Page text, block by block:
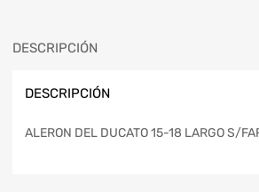
DESCRIPCIÓN
DESCRIPCIÓN
ALERON DEL DUCATO 15-18 LARGO S/